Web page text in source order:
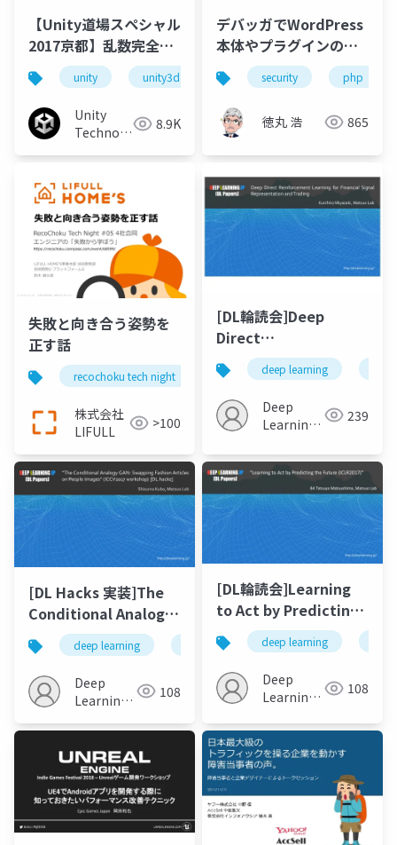
【Unity道場スペシャル
2017京都】乱数完全マ
スター 京都編
unity unity3d random number 乱数
Unity
Technologies 8.9K
デバッガでWordPress
本体やプラグインの脆
弱性を追いかけてみよ
う
security php
徳丸 浩 865
失敗と向き合う姿勢を
正す話
recochoku tech night
株式会社
LIFULL
>100
[DL輪読会]Deep
Direct
Reinforcement
Learning for
Financial Signal
Representation and
deep learning
Deep
Learning
239
[DL Hacks 実装]The
Conditional Analogy
GAN: Swapping
Fashion Articles on
People Images
deep learning fashion images
Deep
Learning
108
[DL輪読会]Learning
to Act by Predicting
the Futuredeep learning
Deep
Learning
108